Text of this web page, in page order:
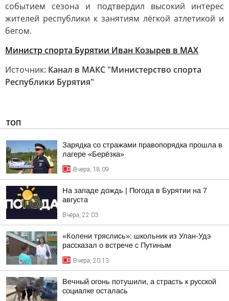
событием сезона и подтвердил высокий интерес
жителей республики к занятиям лёгкой атлетикой и
бегом.
Министр спорта Бурятии Иван Козырев в MAX
Источник: Канал в МАКС "Министерство спорта
Республики Бурятия"
ТОП
Зарядка со стражами правопорядка прошла в
лагере «Берёзка»
Вчера, 18:09
На западе дождь | Погода в Бурятии на 7
августа
Вчера, 22:03
«Колени тряслись»: школьник из Улан-Удэ
рассказал о встрече с Путиным
Вчера, 20:13
Вечный огонь потушили, а страсть к русской
социалке осталась